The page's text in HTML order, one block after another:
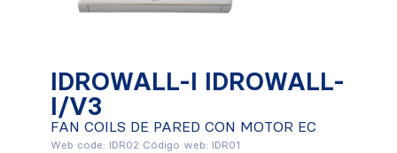
IDROWALL-I IDROWALL-
I/V3
FAN COILS DE PARED CON MOTOR EC
Web code: IDR02 Código web: IDR01
IDROWALL-I
IDROWALL-I/V3
FAN COILS DE PARED CON MOTOR
EC